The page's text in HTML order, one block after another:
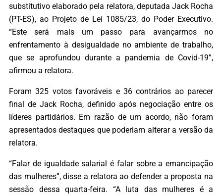
substitutivo elaborado pela relatora, deputada Jack Rocha
(PT-ES), ao Projeto de Lei 1085/23, do Poder Executivo.
“Este será mais um passo para avançarmos no
enfrentamento à desigualdade no ambiente de trabalho,
que se aprofundou durante a pandemia de Covid-19”,
afirmou a relatora.
Foram 325 votos favoráveis e 36 contrários ao parecer
final de Jack Rocha, definido após negociação entre os
líderes partidários. Em razão de um acordo, não foram
apresentados destaques que poderiam alterar a versão da
relatora.
“Falar de igualdade salarial é falar sobre a emancipação
das mulheres”, disse a relatora ao defender a proposta na
sessão dessa quarta-feira. “A luta das mulheres é a